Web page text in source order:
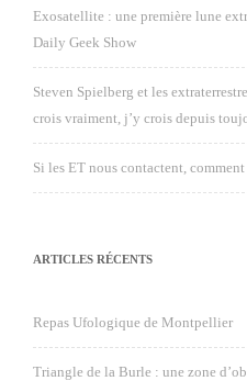
Exosatellite : une première lune
Daily Geek Show
Steven Spielberg et les
crois vraiment, j’y crois depuis
Si les ET nous contactent,
ARTICLES RÉCENTS
Repas Ufologique de Montpellier
Triangle de la Burle : une zone